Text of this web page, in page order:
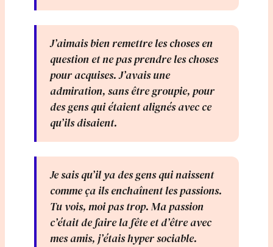
J’aimais bien remettre les choses en
question et ne pas prendre les choses
pour acquises. J’avais une
admiration, sans être groupie, pour
des gens qui étaient alignés avec ce
qu’ils disaient.
Je sais qu’il ya des gens qui naissent
comme ça ils enchaînent les passions.
Tu vois, moi pas trop. Ma passion
c’était de faire la fête et d’être avec
mes amis, j’étais hyper sociable.